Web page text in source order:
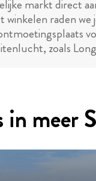
markt direct
raden we
zoals
in meer